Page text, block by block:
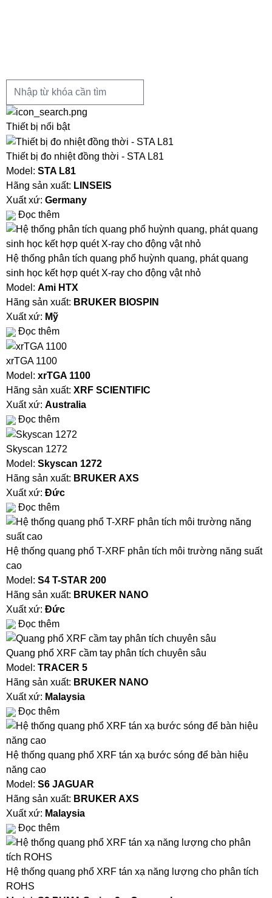
Thiết bị nổi bật
Thiết bị đo nhiệt đồng thời - STA L81
Model: STA L81
Hãng sản xuất: LINSEIS
Xuất xứ: Germany
Đọc thêm
Hệ thống phân tích quang phổ huỳnh quang, phát quang
sinh học kết hợp quét X-ray cho động vật nhỏ
Model: Ami HTX
Hãng sản xuất: BRUKER BIOSPIN
Xuất xứ: Mỹ
Đọc thêm
xrTGA 1100
Model: xrTGA 1100
Hãng sản xuất: XRF SCIENTIFIC
Xuất xứ: Australia
Đọc thêm
Skyscan 1272
Model: Skyscan 1272
Hãng sản xuất: BRUKER AXS
Xuất xứ: Đức
Đọc thêm
Hệ thống quang phổ T-XRF phân tích môi trường năng suất
cao
Model: S4 T-STAR 200
Hãng sản xuất: BRUKER NANO
Xuất xứ: Đức
Đọc thêm
Quang phổ XRF cầm tay phân tích chuyên sâu
Model: TRACER 5
Hãng sản xuất: BRUKER NANO
Xuất xứ: Malaysia
Đọc thêm
Hệ thống quang phổ XRF tán xạ bước sóng để bàn hiệu
năng cao
Model: S6 JAGUAR
Hãng sản xuất: BRUKER AXS
Xuất xứ: Malaysia
Đọc thêm
Hệ thống quang phổ XRF tán xạ năng lượng cho phân tích
ROHS